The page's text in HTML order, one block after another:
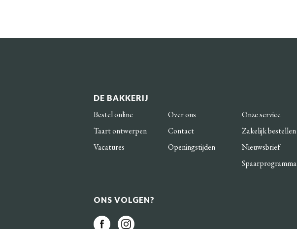
DE BAKKERIJ
Bestel online Over ons
Onze service
Taart ontwerpen
Contact
Zakelijk bestellen
Vacatures
Openingstijden
Nieuwsbrief
Spaarprogramma
ONS VOLGEN?